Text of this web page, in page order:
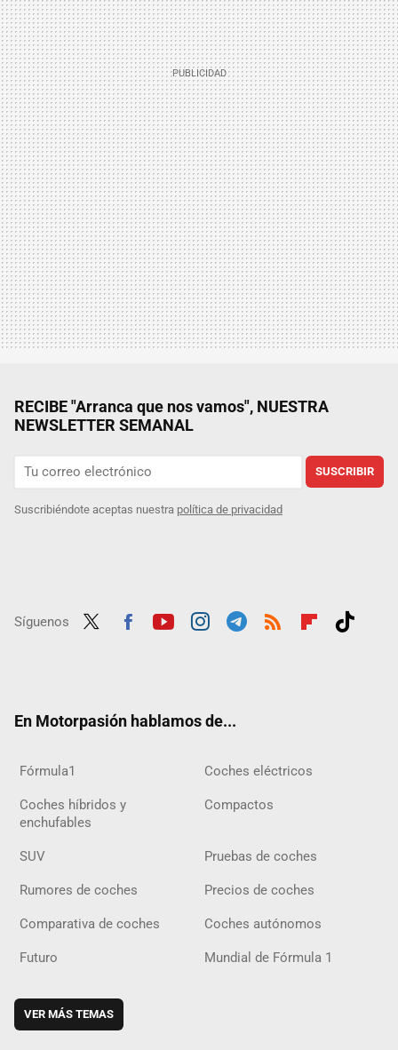
RECIBE "Arranca que nos vamos", NUESTRA
NEWSLETTER SEMANAL
SUSCRIBIR
Suscribiéndote aceptas nuestra política de privacidad
Síguenos
En Motorpasión hablamos de...
Fórmula1 Coches eléctricos
Coches híbridos y
enchufables
Compactos
SUV Pruebas de coches
Rumores de coches Precios de coches
Comparativa de coches Coches autónomos
Futuro Mundial de Fórmula 1
VER MÁS TEMAS